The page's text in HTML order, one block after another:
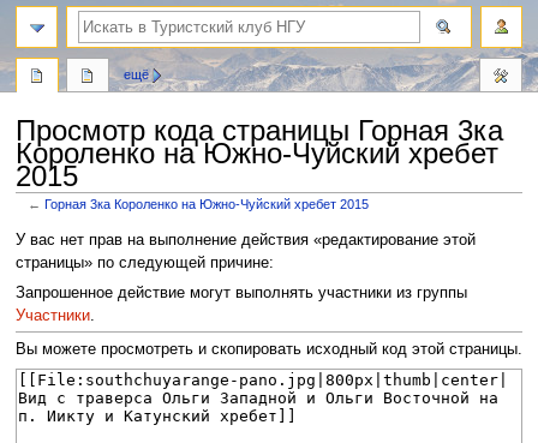
Просмотр кода страницы Горная 3ка
Короленко на Южно-Чуйский хребет
2015
←Горная 3ка Короленко на Южно-Чуйский хребет 2015
Перейти
к
навигации
Перейти
к
поиску
У вас нет прав на выполнение действия «редактирование этой
страницы» по следующей причине:
Запрошенное действие могут выполнять участники из группы
Участники.
Вы можете просмотреть и скопировать исходный код этой страницы.
ещё
поиск